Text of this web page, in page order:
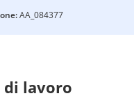
AA_084377
di lavoro